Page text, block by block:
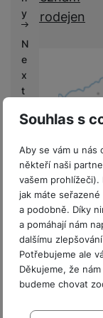
Souhlas s
Aby se vám u nás
někteří naši
vašem prohlížeči).
jak máte
a podobně. Díky
a pomáhají nám
dalšímu
Potřebujeme ale
Děkujeme, že
budeme chovat
Nastavení
k
y
y
N
e
x
t
if
V
ý
k
u
p
y
prodejen
8